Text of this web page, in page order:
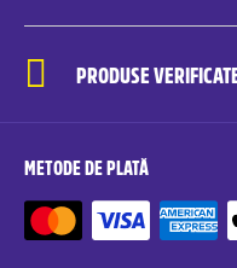
PRODUSE
METODE DE PLATĂ